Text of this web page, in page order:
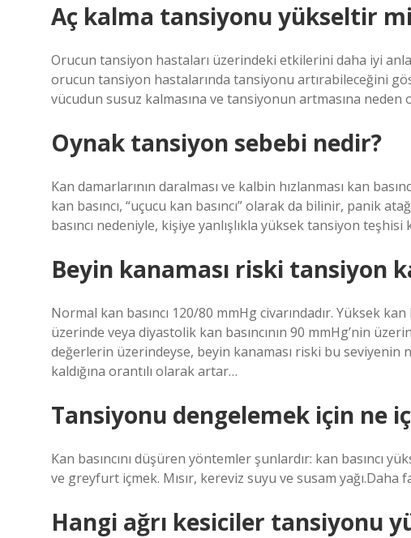
Aç kalma tansiyonu yükseltir
Orucun tansiyon hastaları üzerindeki etkilerini daha iyi
orucun tansiyon hastalarında tansiyonu artırabileceğini
vücudun susuz kalmasına ve tansiyonun artmasına neden
Oynak tansiyon sebebi nedir?
Kan damarlarının daralması ve kalbin hızlanması kan
kan basıncı, “uçucu kan basıncı” olarak da bilinir, panik
basıncı nedeniyle, kişiye yanlışlıkla yüksek tansiyon
Beyin kanaması riski tansiyon
Normal kan basıncı 120/80 mmHg civarındadır. Yüksek kan
üzerinde veya diyastolik kan basıncının 90 mmHg’nin
değerlerin üzerindeyse, beyin kanaması riski bu
kaldığına orantılı olarak artar…
Tansiyonu dengelemek için ne
Kan basıncını düşüren yöntemler şunlardır: kan basıncı
ve greyfurt içmek. Mısır, kereviz suyu ve susam yağı.Daha
Hangi ağrı kesiciler tansiyonu